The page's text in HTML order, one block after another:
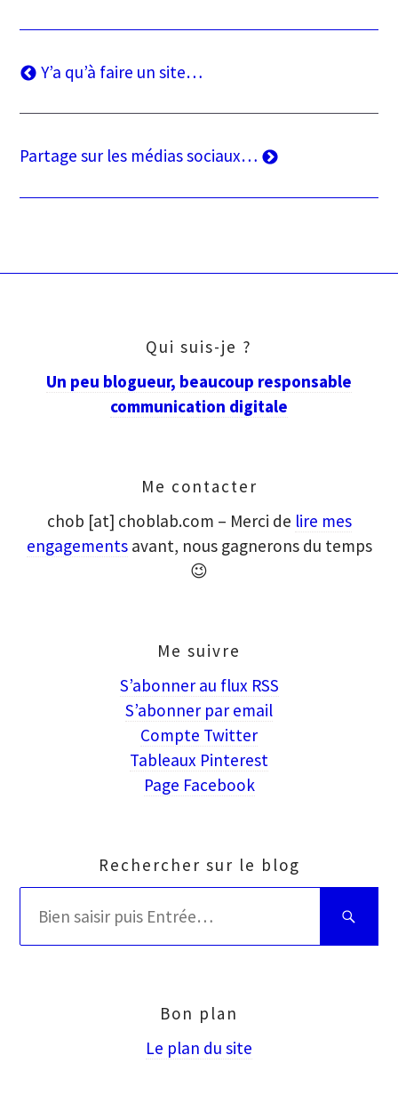
Navigation
de
Article
Y’a qu’à faire un site…
Article
Partage sur les médias sociaux…
Qui suis-je ?
Un peu blogueur, beaucoup responsable
communication digitale
Me contacter
chob [at] choblab.com – Merci de lire mes
engagementsavant, nous gagnerons du temps
😉
Me suivre
S’abonner au flux RSS
S’abonner par email
Compte Twitter
Tableaux Pinterest
Page Facebook
Rechercher sur le blog
Bien
Bon plan
Le plan du site